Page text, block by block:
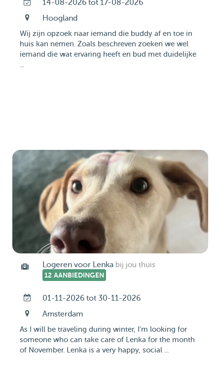
14-08-2026 tot 17-08-2026
Hoogland
Wij zijn opzoek naar iemand die buddy af en toe in
huis kan nemen. Zoals beschreven zoeken we wel
iemand die wat ervaring heeft en bud met duidelijke
...
Logeren voor Lenka bij jou thuis
12 AANBIEDINGEN
01-11-2026 tot 30-11-2026
Amsterdam
As I will be traveling during winter, I’m looking for
someone who can take care of Lenka for the month
of November. Lenka is a very happy, social ...